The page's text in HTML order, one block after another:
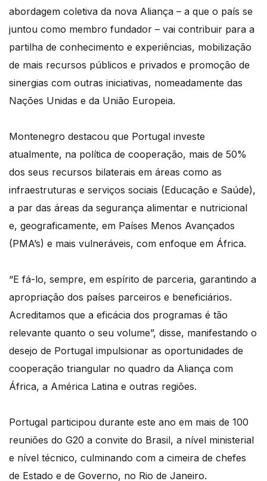
abordagem coletiva da nova Aliança – a que o país se
juntou como membro fundador – vai contribuir para a
partilha de conhecimento e experiências, mobilização
de mais recursos públicos e privados e promoção de
sinergias com outras iniciativas, nomeadamente das
Nações Unidas e da União Europeia.
Montenegro destacou que Portugal investe
atualmente, na política de cooperação, mais de 50%
dos seus recursos bilaterais em áreas como as
infraestruturas e serviços sociais (Educação e Saúde),
a par das áreas da segurança alimentar e nutricional
e, geograficamente, em Países Menos Avançados
(PMA’s) e mais vulneráveis, com enfoque em África.
“E fá-lo, sempre, em espírito de parceria, garantindo a
apropriação dos países parceiros e beneficiários.
Acreditamos que a eficácia dos programas é tão
relevante quanto o seu volume”, disse, manifestando o
desejo de Portugal impulsionar as oportunidades de
cooperação triangular no quadro da Aliança com
África, a América Latina e outras regiões.
Portugal participou durante este ano em mais de 100
reuniões do G20 a convite do Brasil, a nível ministerial
e nível técnico, culminando com a cimeira de chefes
de Estado e de Governo, no Rio de Janeiro.